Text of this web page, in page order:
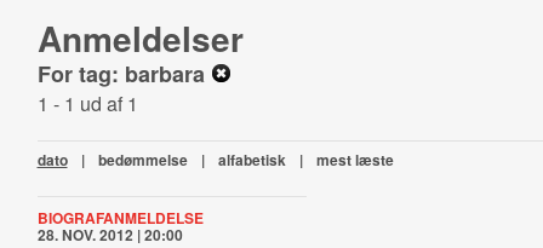
Anmeldelser
For tag: barbara
1 - 1 ud af 1
dato | bedømmelse | alfabetisk | mest læste
BIOGRAFANMELDELSE
28. NOV. 2012 | 20:00